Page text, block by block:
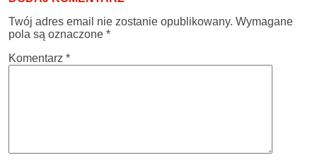
Twój adres email nie zostanie opublikowany. Wymagane
pola są oznaczone *
Komentarz *